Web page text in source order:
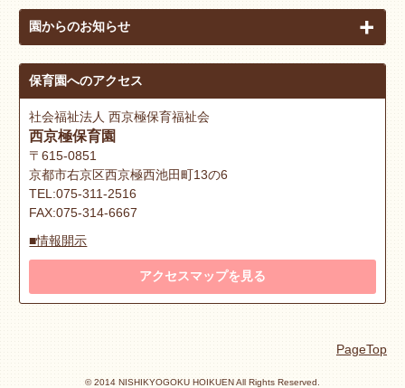
園からのお知らせ
保育園へのアクセス
社会福祉法人 西京極保育福祉会
西京極保育園
〒615-0851
京都市右京区西京極西池田町13の6
TEL:075-311-2516
FAX:075-314-6667
■情報開示
アクセスマップを見る
PageTop
© 2014 NISHIKYOGOKU HOIKUEN All Rights Reserved.